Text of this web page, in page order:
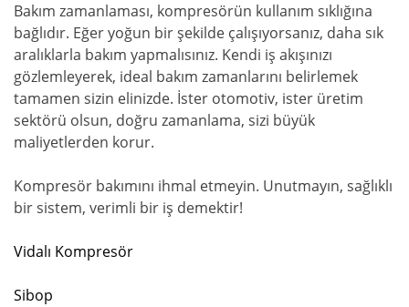
Bakım zamanlaması, kompresörün kullanım sıklığına
bağlıdır. Eğer yoğun bir şekilde çalışıyorsanız, daha sık
aralıklarla bakım yapmalısınız. Kendi iş akışınızı
gözlemleyerek, ideal bakım zamanlarını belirlemek
tamamen sizin elinizde. İster otomotiv, ister üretim
sektörü olsun, doğru zamanlama, sizi büyük
maliyetlerden korur.
Kompresör bakımını ihmal etmeyin. Unutmayın, sağlıklı
bir sistem, verimli bir iş demektir!
Vidalı Kompresör
Sibop